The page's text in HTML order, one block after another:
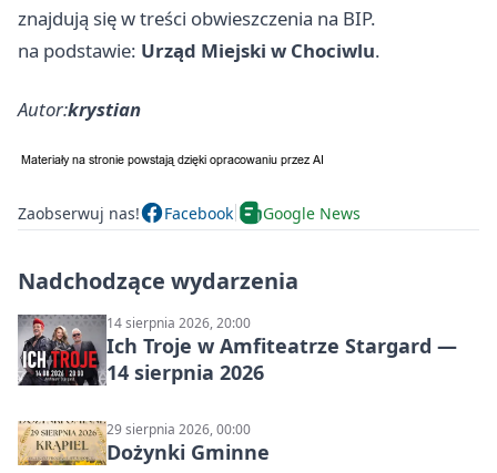
znajdują się w treści obwieszczenia na BIP.
na podstawie: Urząd Miejski w Chociwlu.
Autor:krystian
Zaobserwuj nas! Facebook Google News
Nadchodzące wydarzenia
14 sierpnia 2026, 20:00
Ich Troje w Amfiteatrze Stargard —
14 sierpnia 2026
29 sierpnia 2026, 00:00
Dożynki Gminne